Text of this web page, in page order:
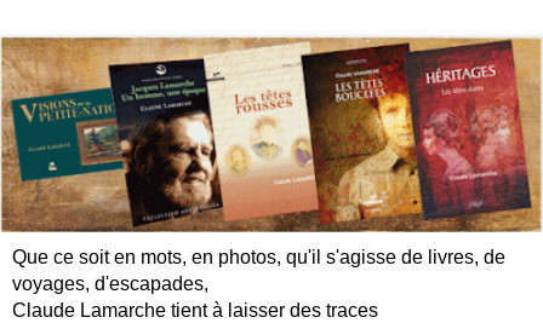
Que ce soit en mots, en photos, qu'il s'agisse de livres, de
voyages, d'escapades,
Claude Lamarche tient à laisser des traces